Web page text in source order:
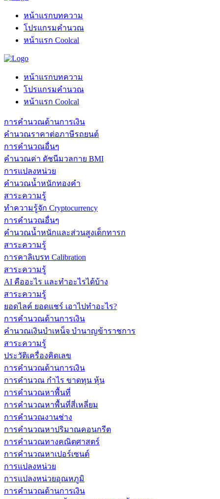
หน้าแรกบทความ
โปรแกรมคำนวณ
หน้าแรก Coolcal
หน้าแรกบทความ
โปรแกรมคำนวณ
หน้าแรก Coolcal
การคำนวณด้านการเงิน
คำนวณราคาต่อภาษีรถยนต์
การคำนวณอื่นๆ
คำนวณค่า ดัชนีมวลกาย BMI
การแปลงหน่วย
คำนวณน้ำหนักทองคำ
สาระความรู้
ทำความรู้จัก Cryptocurrency
การคำนวณอื่นๆ
คำนวณน้ำหนักและส่วนสูงเด็กทารก
สาระความรู้
การคาลิเบรท Calibration
สาระความรู้
AI คืออะไร และทำอะไรได้บ้าง
สาระความรู้
ยอดไลค์ ยอดแชร์ เอาไปทำอะไร?
การคำนวณด้านการเงิน
คำนวณเงินบำเหน็จ บำนาญข้าราชการ
สาระความรู้
ประวัติเครื่องคิดเลข
การคำนวณด้านการเงิน
การคำนวณ กำไร ขาดทุน หุ้น
การคำนวณหาพื้นที่
การคำนวณหาพื้นที่สี่เหลี่ยม
การคำนวณงานช่าง
การคำนวณหาปริมาณคอนกรีต
การคำนวณทางคณิตศาสตร์
การคำนวณหาเปอร์เซนต์
การแปลงหน่วย
การแปลงหน่วยอุณหภูมิ
การคำนวณด้านการเงิน